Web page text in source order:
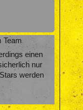
Team
einen
nur
werden